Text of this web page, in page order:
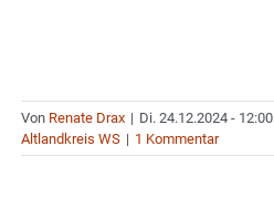
Von Renate Drax | Di. 24.12.2024 - 12:00
Altlandkreis WS | 1 Kommentar